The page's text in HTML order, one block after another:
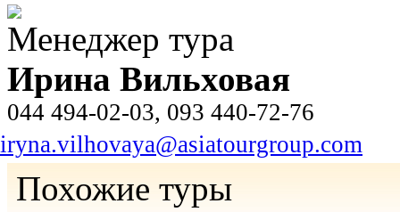
Менеджер тура
Ирина Вильховая
044 494-02-03, 093 440-72-76
iryna.vilhovaya@asiatourgroup.com
Похожие туры